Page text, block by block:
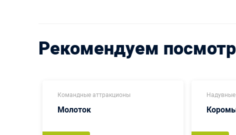
Рекомендуем
Командные аттракционы
Молоток